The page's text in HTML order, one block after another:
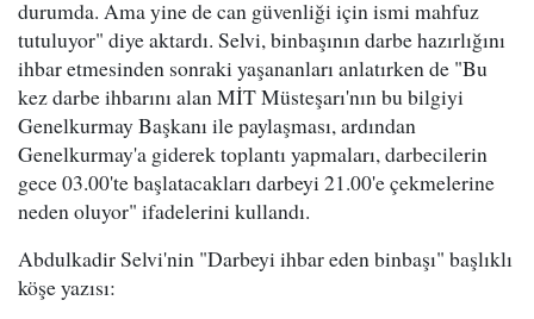
durumda. Ama yine de can güvenliği için ismi mahfuz
tutuluyor" diye aktardı. Selvi, binbaşının darbe hazırlığını
ihbar etmesinden sonraki yaşananları anlatırken de "Bu
kez darbe ihbarını alan MİT Müsteşarı'nın bu bilgiyi
Genelkurmay Başkanı ile paylaşması, ardından
Genelkurmay'a giderek toplantı yapmaları, darbecilerin
gece 03.00'te başlatacakları darbeyi 21.00'e çekmelerine
neden oluyor" ifadelerini kullandı.
Abdulkadir Selvi'nin "Darbeyi ihbar eden binbaşı" başlıklı
köşe yazısı: